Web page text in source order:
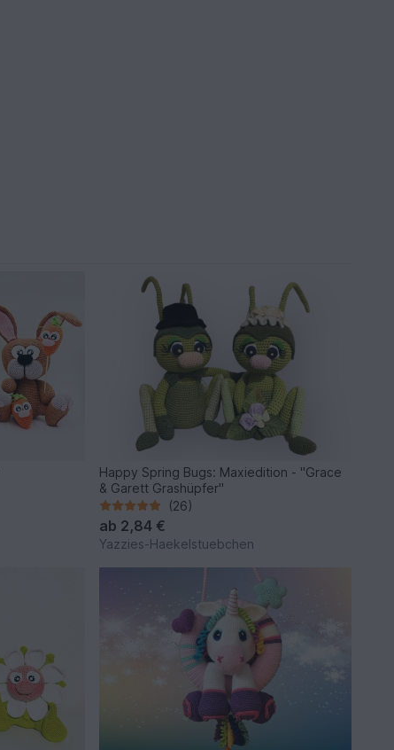
Happy Spring Bugs: Maxiedition - "Grace
& Garett Grashüpfer"
(26)
ab 2,84 €
Yazzies-Haekelstuebchen